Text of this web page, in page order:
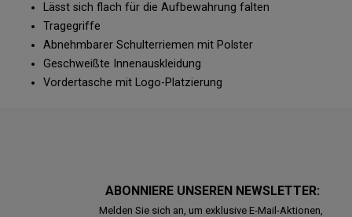
Lässt sich flach für die Aufbewahrung falten
Tragegriffe
Abnehmbarer Schulterriemen mit Polster
Geschweißte Innenauskleidung
Vordertasche mit Logo-Platzierung
ABONNIERE UNSEREN NEWSLETTER:
Melden Sie sich an, um exklusive E-Mail-Aktionen,